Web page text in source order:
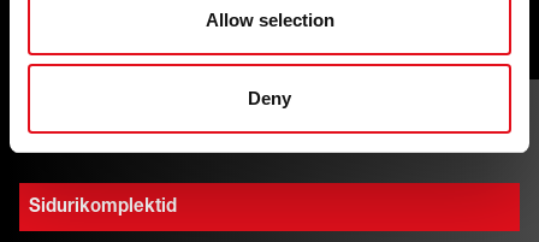
Allow selection
Deny
Sortimendist valitud tooted
Sidurikomplektid